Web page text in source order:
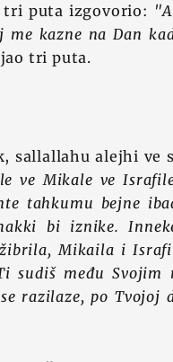
tri puta izgovorio:
kazne na Dan
tri puta.
sallallahu alejhi ve
ve Mikale ve
tahkumu bejne
bi iznike.
Mikaila i
sudiš među Svojim
razilaze, po Tvojoj